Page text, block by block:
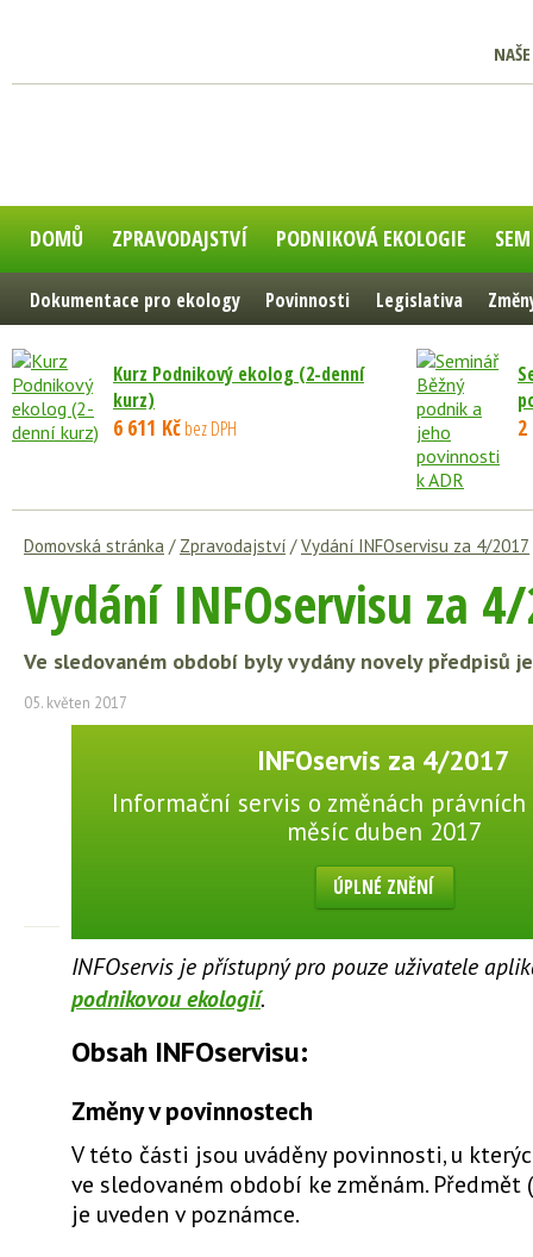
DOMŮ ZPRAVODAJSTVÍ PODNIKOVÁ EKOLOGIE
Dokumentace pro ekology Povinnosti Legislativa
Kurz Podnikový ekolog (2-denní
kurz)
6 611 Kčbez DPH 2
Domovská stránka / Zpravodajství /Vydání INFOservisu za 4/2017
Vydání INFOservisu za
Ve sledovaném období byly vydány novely předpisů
05. květen 2017
INFOservis za 4/2017
Informační servis o změnách právních
měsíc duben 2017
ÚPLNÉ ZNĚNÍ
INFOservis je přístupný pro pouze uživatele
podnikovou ekologií.
Obsah INFOservisu:
Změny v povinnostech
V této části jsou uváděny povinnosti, u
ve sledovaném období ke změnám. Předmět
je uveden v poznámce.